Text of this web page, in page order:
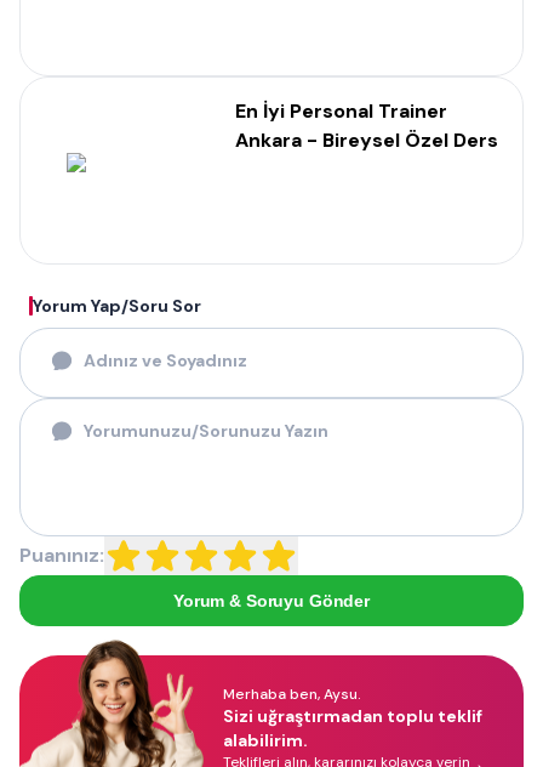
En İyi Personal Trainer
Ankara - Bireysel Özel Ders
Yorum Yap/Soru Sor
Puanınız:
Yorum & Soruyu Gönder
Merhaba ben, Aysu.
Sizi uğraştırmadan toplu teklif
alabilirim.
Teklifleri alın, kararınızı kolayca verin